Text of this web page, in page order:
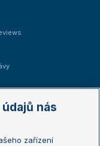
nás
zařízení